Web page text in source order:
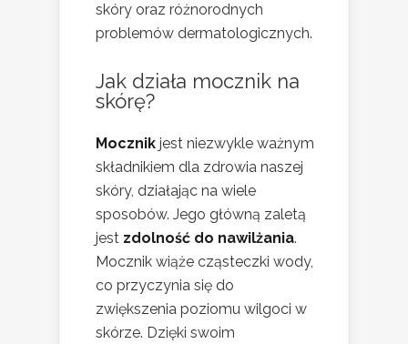
skóry oraz różnorodnych
problemów dermatologicznych.
Jak działa mocznik na
skórę?
Mocznik jest niezwykle ważnym
składnikiem dla zdrowia naszej
skóry, działając na wiele
sposobów. Jego główną zaletą
jest zdolność do nawilżania.
Mocznik wiąże cząsteczki wody,
co przyczynia się do
zwiększenia poziomu wilgoci w
skórze. Dzięki swoim